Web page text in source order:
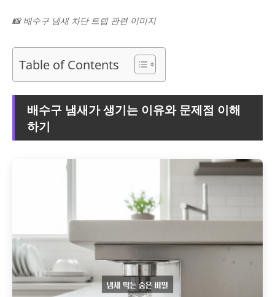
📸 배수구 냄새 차단 트랩 관련 이미지
Table of Contents
배수구 냄새가 생기는 이유와 문제점 이해
하기